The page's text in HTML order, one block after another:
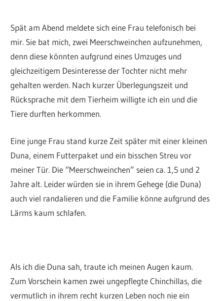
Spät am Abend meldete sich eine Frau telefonisch bei
mir. Sie bat mich, zwei Meerschweinchen aufzunehmen,
denn diese könnten aufgrund eines Umzuges und
gleichzeitigem Desinteresse der Tochter nicht mehr
gehalten werden. Nach kurzer Überlegungszeit und
Rücksprache mit dem Tierheim willigte ich ein und die
Tiere durften herkommen.
Eine junge Frau stand kurze Zeit später mit einer kleinen
Duna, einem Futterpaket und ein bisschen Streu vor
meiner Tür. Die “Meerschweinchen” seien ca. 1,5 und 2
Jahre alt. Leider würden sie in ihrem Gehege (die Duna)
auch viel randalieren und die Familie könne aufgrund des
Lärms kaum schlafen.
Als ich die Duna sah, traute ich meinen Augen kaum.
Zum Vorschein kamen zwei ungepflegte Chinchillas, die
vermutlich in ihrem recht kurzen Leben noch nie ein